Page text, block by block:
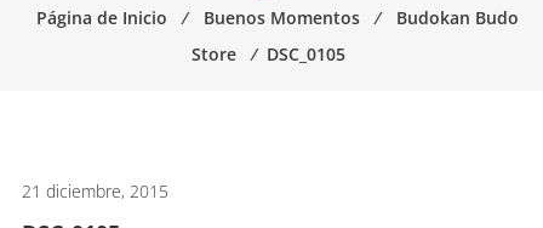
de
Página de Inicio ⁄ Buenos Momentos ⁄
Budokan Budo
Store
⁄ DSC_0105
21 diciembre, 2015